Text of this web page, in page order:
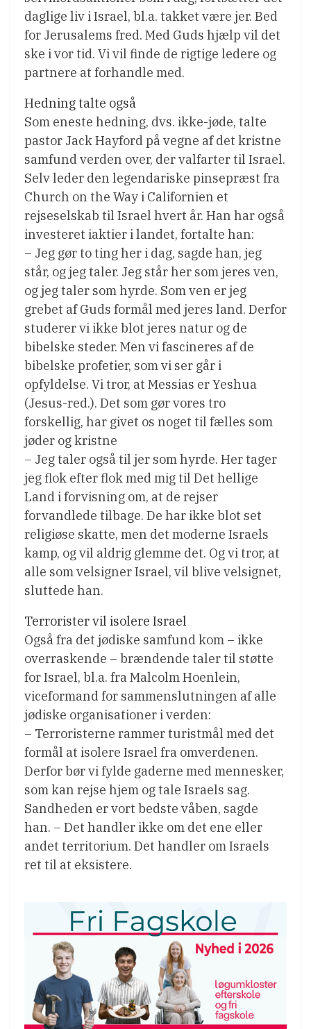
daglige liv i Israel, bl.a. takket være jer. Bed
for Jerusalems fred. Med Guds hjælp vil det
ske i vor tid. Vi vil finde de rigtige ledere og
partnere at forhandle med.
Hedning talte også
Som eneste hedning, dvs. ikke-jøde, talte
pastor Jack Hayford på vegne af det kristne
samfund verden over, der valfarter til Israel.
Selv leder den legendariske pinsepræst fra
Church on the Way i Californien et
rejseselskab til Israel hvert år. Han har også
investeret iaktier i landet, fortalte han:
– Jeg gør to ting her i dag, sagde han, jeg
står, og jeg taler. Jeg står her som jeres ven,
og jeg taler som hyrde. Som ven er jeg
grebet af Guds formål med jeres land. Derfor
studerer vi ikke blot jeres natur og de
bibelske steder. Men vi fascineres af de
bibelske profetier, som vi ser går i
opfyldelse. Vi tror, at Messias er Yeshua
(Jesus-red.). Det som gør vores tro
forskellig, har givet os noget til fælles som
jøder og kristne
– Jeg taler også til jer som hyrde. Her tager
jeg flok efter flok med mig til Det hellige
Land i forvisning om, at de rejser
forvandlede tilbage. De har ikke blot set
religiøse skatte, men det moderne Israels
kamp, og vil aldrig glemme det. Og vi tror, at
alle som velsigner Israel, vil blive velsignet,
sluttede han.
Terrorister vil isolere Israel
Også fra det jødiske samfund kom – ikke
overraskende – brændende taler til støtte
for Israel, bl.a. fra Malcolm Hoenlein,
viceformand for sammenslutningen af alle
jødiske organisationer i verden:
– Terroristerne rammer turistmål med det
formål at isolere Israel fra omverdenen.
Derfor bør vi fylde gaderne med mennesker,
som kan rejse hjem og tale Israels sag.
Sandheden er vort bedste våben, sagde
han. – Det handler ikke om det ene eller
andet territorium. Det handler om Israels
ret til at eksistere.